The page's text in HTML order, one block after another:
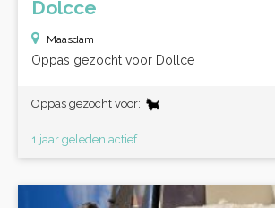
Dolcce
Maasdam
Oppas gezocht voor Dollce
Oppas gezocht voor:
1 jaar geleden actief